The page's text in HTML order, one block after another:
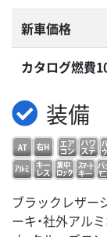
新車価格
カタログ燃費
装備
ブラックレザー
ーキ・社外アル